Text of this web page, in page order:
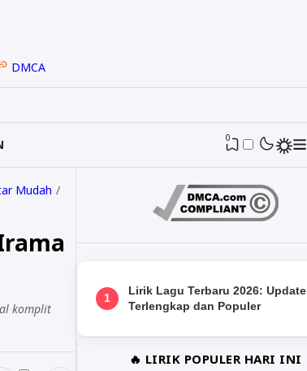
DMCA
0
Mudah
komplit
1
Lirik Lagu Terbaru 2026: Update
Terlengkap dan Populer
🔥 LIRIK POPULER HARI INI